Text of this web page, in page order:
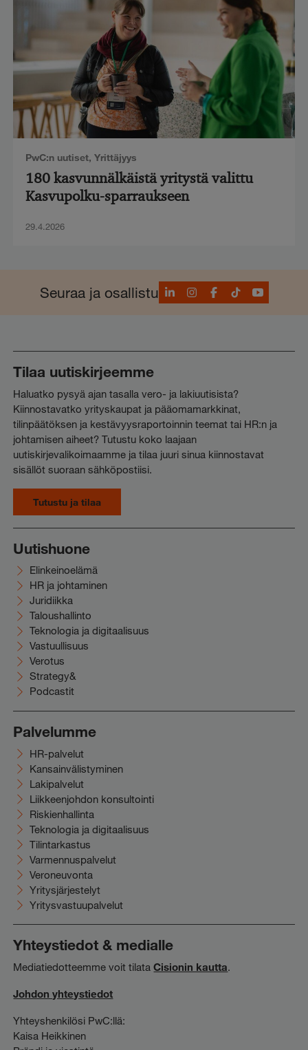
PwC:n uutiset, Yrittäjyys
180 kasvunnälkäistä yritystä valittu
Kasvupolku-sparraukseen
29.4.2026
Seuraa ja osallistuLinkedInInstagram
Facebook
TikTokYouTube
Tilaa uutiskirjeemme
Haluatko pysyä ajan tasalla vero- ja lakiuutisista?
Kiinnostavatko yrityskaupat ja pääomamarkkinat,
tilinpäätöksen ja kestävyysraportoinnin teemat tai HR:n ja
johtamisen aiheet? Tutustu koko laajaan
uutiskirjevalikoimaamme ja tilaa juuri sinua kiinnostavat
sisällöt suoraan sähköpostiisi.
Tutustu ja tilaa
Uutishuone
Elinkeinoelämä
HR ja johtaminen
Juridiikka
Taloushallinto
Teknologia ja digitaalisuus
Vastuullisuus
Verotus
Strategy&
Podcastit
Palvelumme
HR-palvelut
Kansainvälistyminen
Lakipalvelut
Liikkeenjohdon konsultointi
Riskienhallinta
Teknologia ja digitaalisuus
Tilintarkastus
Varmennuspalvelut
Veroneuvonta
Yritysjärjestelyt
Yritysvastuupalvelut
Yhteystiedot & medialle
Mediatiedotteemme voit tilataCisionin kautta.
Johdon yhteystiedot
Yhteyshenkilösi PwC:llä:
Kaisa Heikkinen